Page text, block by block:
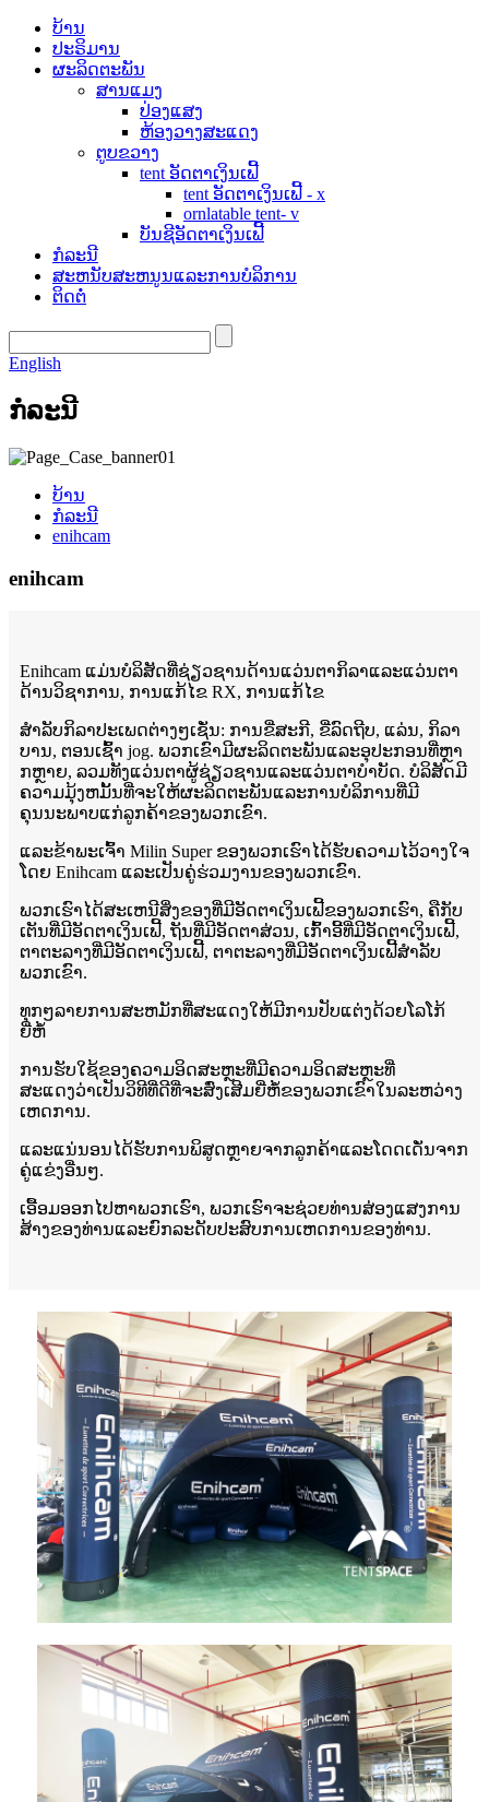
ບ້ານ
ປະຣິມານ
ຜະລິດຕະພັນ
ສານແມງ
ປ່ອງແສງ
ຫ້ອງວາງສະແດງ
ຕູບຂວາງ
tent ອັດຕາເງິນເຟີ້
tent ອັດຕາເງິນເຟີ້ - x
ornlatable tent- v
ບັນຊີອັດຕາເງິນເຟີ້
ກໍລະນີ
ສະຫນັບສະຫນູນແລະການບໍລິການ
ຕິດຕໍ່
English
ກໍລະນີ
ບ້ານ
ກໍລະນີ
enihcam
enihcam
Enihcam ແມ່ນບໍລິສັດທີ່ຊ່ຽວຊານດ້ານແວ່ນຕາກິລາແລະແວ່ນຕາ
ດ້ານວິຊາການ, ການແກ້ໄຂ RX, ການແກ້ໄຂ
ສໍາລັບກິລາປະເພດຕ່າງໆເຊັ່ນ: ການຂີ່ສະກີ, ຂີ່ລົດຖີບ, ແລ່ນ, ກິລາ
ບານ, ຕອນເຊົ້າ jog. ພວກເຂົາມີຜະລິດຕະພັນແລະອຸປະກອນທີ່ຫຼາ
ກຫຼາຍ, ລວມທັງແວ່ນຕາຜູ້ຊ່ຽວຊານແລະແວ່ນຕາບໍາບັດ. ບໍລິສັດມີ
ຄວາມມຸ້ງຫມັ້ນທີ່ຈະໃຫ້ຜະລິດຕະພັນແລະການບໍລິການທີ່ມີ
ຄຸນນະພາບແກ່ລູກຄ້າຂອງພວກເຂົາ.
ແລະຂ້າພະເຈົ້າ Milin Super ຂອງພວກເຮົາໄດ້ຮັບຄວາມໄວ້ວາງໃຈ
ໂດຍ Enihcam ແລະເປັນຄູ່ຮ່ວມງານຂອງພວກເຂົາ.
ພວກເຮົາໄດ້ສະເຫນີສິ່ງຂອງທີ່ມີອັດຕາເງິນເຟີ້ຂອງພວກເຮົາ, ຄືກັບ
ເຕັນທີ່ມີອັດຕາເງິນເຟີ້, ຖັນທີ່ມີອັດຕາສ່ວນ, ເກົ້າອີ້ທີ່ມີອັດຕາເງິນເຟີ້,
ຕາຕະລາງທີ່ມີອັດຕາເງິນເຟີ້, ຕາຕະລາງທີ່ມີອັດຕາເງິນເຟີ້ສໍາລັບ
ພວກເຂົາ.
ທຸກໆລາຍການສະຫມັກທີ່ສະແດງໃຫ້ມີການປັບແຕ່ງດ້ວຍໂລໂກ້
ຍີ່ຫໍ້
ການຮັບໃຊ້ຂອງຄວາມອິດສະຫຼະທີ່ມີຄວາມອິດສະຫຼະທີ່
ສະແດງວ່າເປັນວິທີທີ່ດີທີ່ຈະສົ່ງເສີມຍີ່ຫໍ້ຂອງພວກເຂົາໃນລະຫວ່າງ
ເຫດການ.
ແລະແນ່ນອນໄດ້ຮັບການພິສູດຫຼາຍຈາກລູກຄ້າແລະໂດດເດັ່ນຈາກ
ຄູ່ແຂ່ງອື່ນໆ.
ເອື້ອມອອກໄປຫາພວກເຮົາ, ພວກເຮົາຈະຊ່ວຍທ່ານສ່ອງແສງການ
ສ້າງຂອງທ່ານແລະຍົກລະດັບປະສົບການເຫດການຂອງທ່ານ.